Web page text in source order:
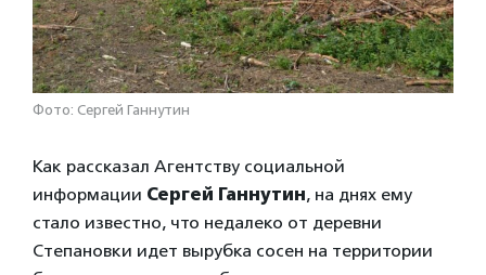
Фото: Сергей Ганнутин
Как рассказал Агентству социальной
информации Сергей Ганнутин, на днях ему
стало известно, что недалеко от деревни
Степановки идет вырубка сосен на территории